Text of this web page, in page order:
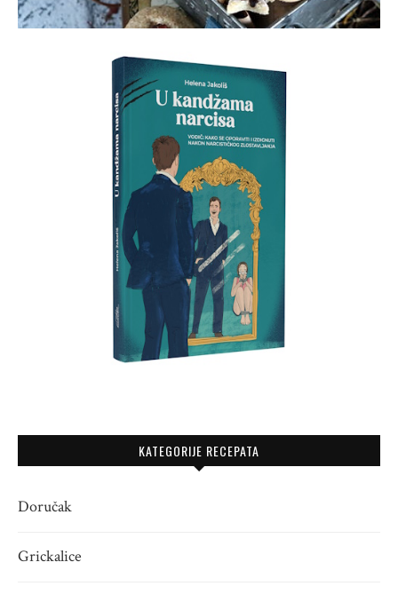
KATEGORIJE RECEPATA
Doručak
Grickalice